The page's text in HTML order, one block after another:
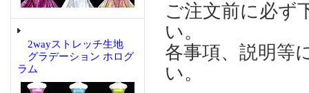
2wayストレッチ生地
グラデーション ホログ
ラム
ご注文前に必ず
い。
各事項、説明等
い。